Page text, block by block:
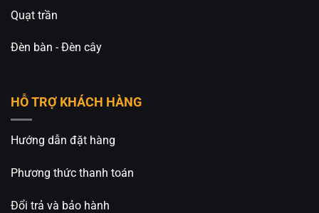
Quạt trần
Đèn bàn - Đèn cây
HỖ TRỢ KHÁCH HÀNG
Hướng dẫn đặt hàng
Phương thức thanh toán
Đổi trả và bảo hành